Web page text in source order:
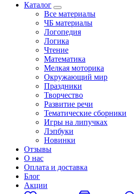
Каталог
Все материалы
ЧБ материалы
Логопедия
Логика
Чтение
Математика
Мелкая моторика
Окружающий мир
Праздники
Творчество
Развитие речи
Тематические сборники
Игры на липучках
Лэпбуки
Новинки
Отзывы
О нас
Оплата и доставка
Блог
Акции